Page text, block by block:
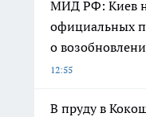
МИД РФ: Киев
официальных
о
12:55
В пруду в